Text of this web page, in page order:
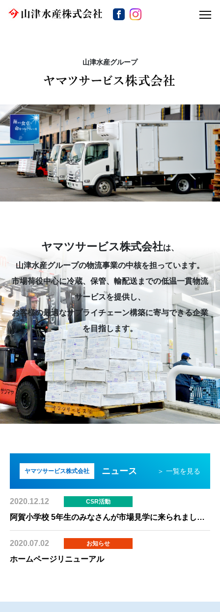
山津水産グループ
ヤマツサービス株式会社は、
山津水産グループの物流事業の中核を担っています。
市場荷役中心に冷蔵、保管、輸配送までの低温一貫物流
サービスを提供し、
お客様の最適なサプライチェーン構築に寄与できる企業
を目指します。
ヤマツサービス株式会社 ニュース ＞ 一覧を見る
2020.12.12 CSR活動
阿賀小学校 5年生のみなさんが市場見学に来られました。
2020.07.02 お知らせ
ホームページリニューアル